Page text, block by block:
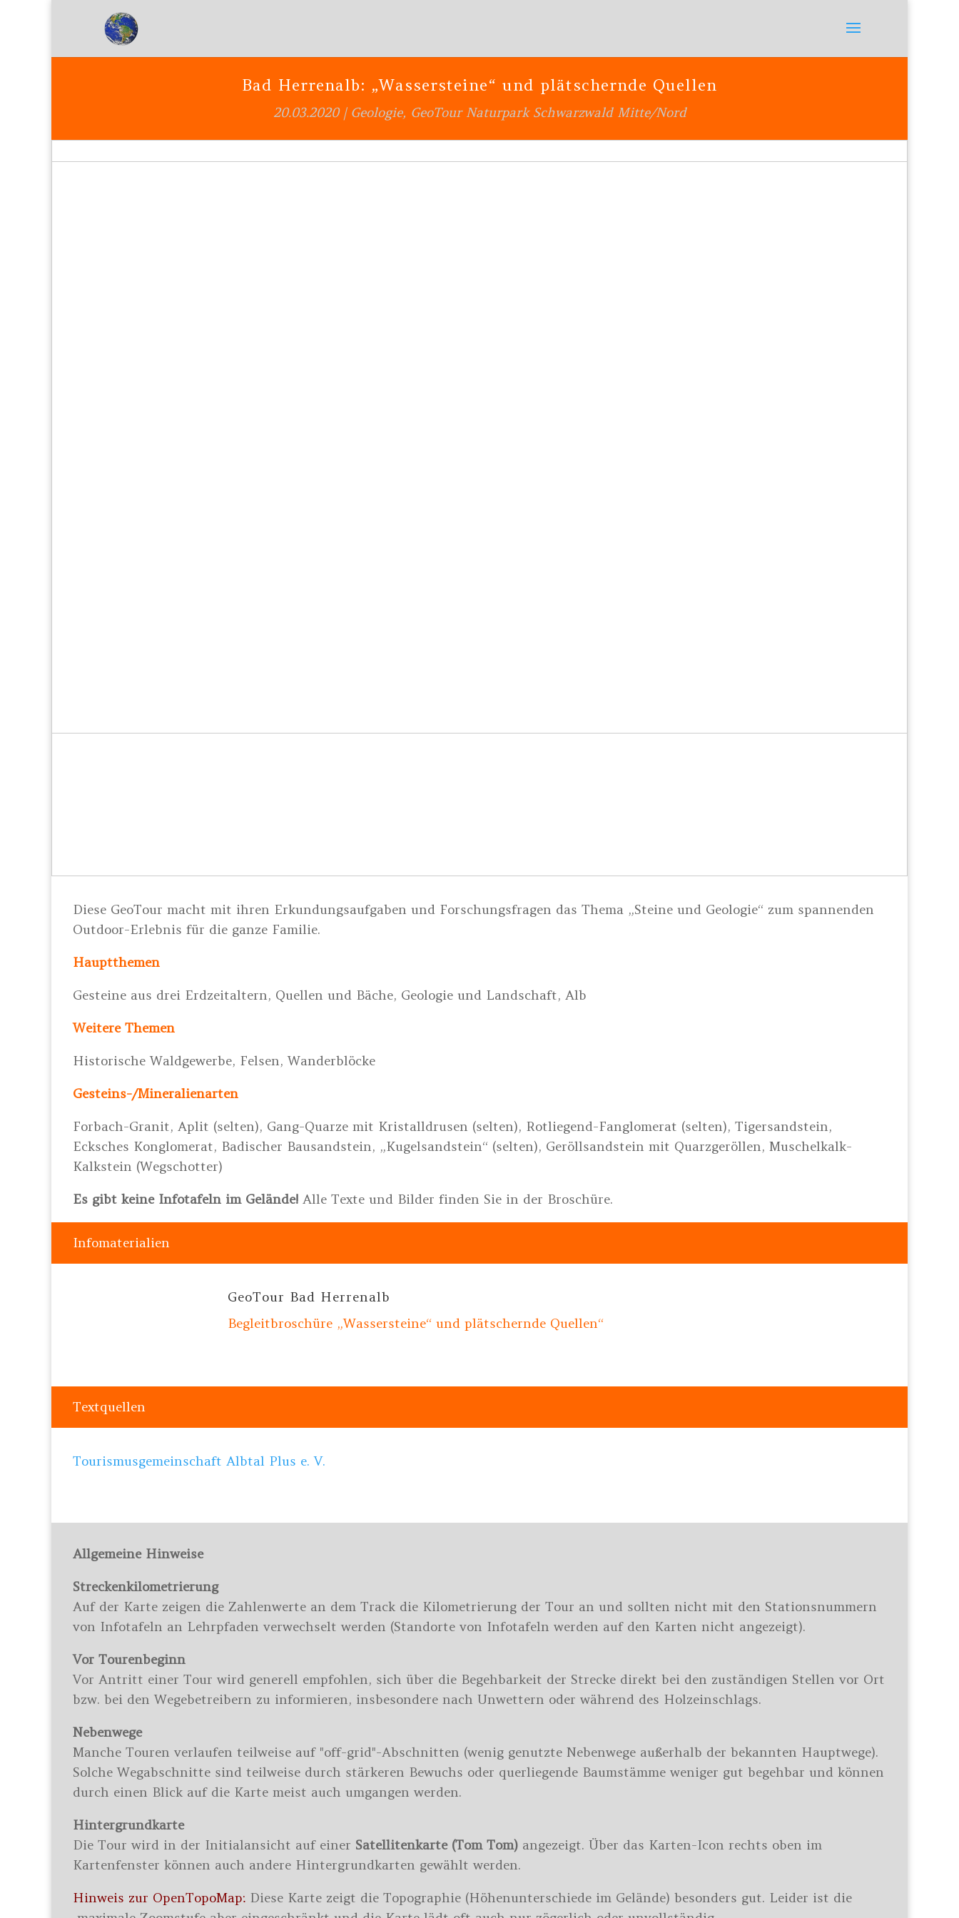
Bad Herrenalb: „Wassersteine“ und plätschernde Quellen
20.03.2020| Geologie, GeoTour Naturpark Schwarzwald Mitte/Nord
Diese GeoTour macht mit ihren Erkundungsaufgaben und Forschungsfragen das Thema „Steine und Geologie“ zum spannenden
Outdoor-Erlebnis für die ganze Familie.
Hauptthemen
Gesteine aus drei Erdzeitaltern, Quellen und Bäche, Geologie und Landschaft, Alb
Weitere Themen
Historische Waldgewerbe, Felsen, Wanderblöcke
Gesteins-/Mineralienarten
Forbach-Granit, Aplit (selten), Gang-Quarze mit Kristalldrusen (selten), Rotliegend-Fanglomerat (selten), Tigersandstein,
Ecksches Konglomerat, Badischer Bausandstein, „Kugelsandstein“ (selten), Geröllsandstein mit Quarzgeröllen, Muschelkalk-
Kalkstein (Wegschotter)
Es gibt keine Infotafeln im Gelände! Alle Texte und Bilder finden Sie in der Broschüre.
Infomaterialien
GeoTour Bad Herrenalb
Begleitbroschüre „Wassersteine“ und plätschernde Quellen“
Textquellen
Tourismusgemeinschaft Albtal Plus e. V.
Allgemeine Hinweise
Streckenkilometrierung
Auf der Karte zeigen die Zahlenwerte an dem Track die Kilometrierung der Tour an und sollten nicht mit den Stationsnummern
von Infotafeln an Lehrpfaden verwechselt werden (Standorte von Infotafeln werden auf den Karten nicht angezeigt).
Vor Tourenbeginn
Vor Antritt einer Tour wird generell empfohlen, sich über die Begehbarkeit der Strecke direkt bei den zuständigen Stellen vor Ort
bzw. bei den Wegebetreibern zu informieren, insbesondere nach Unwettern oder während des Holzeinschlags.
Nebenwege
Manche Touren verlaufen teilweise auf "off-grid"-Abschnitten (wenig genutzte Nebenwege außerhalb der bekannten Hauptwege).
Solche Wegabschnitte sind teilweise durch stärkeren Bewuchs oder querliegende Baumstämme weniger gut begehbar und können
durch einen Blick auf die Karte meist auch umgangen werden.
Hintergrundkarte
Die Tour wird in der Initialansicht auf einer Satellitenkarte (Tom Tom) angezeigt. Über das Karten-Icon rechts oben im
Kartenfenster können auch andere Hintergrundkarten gewählt werden.
Hinweis zur OpenTopoMap: Diese Karte zeigt die Topographie (Höhenunterschiede im Gelände) besonders gut. Leider ist die